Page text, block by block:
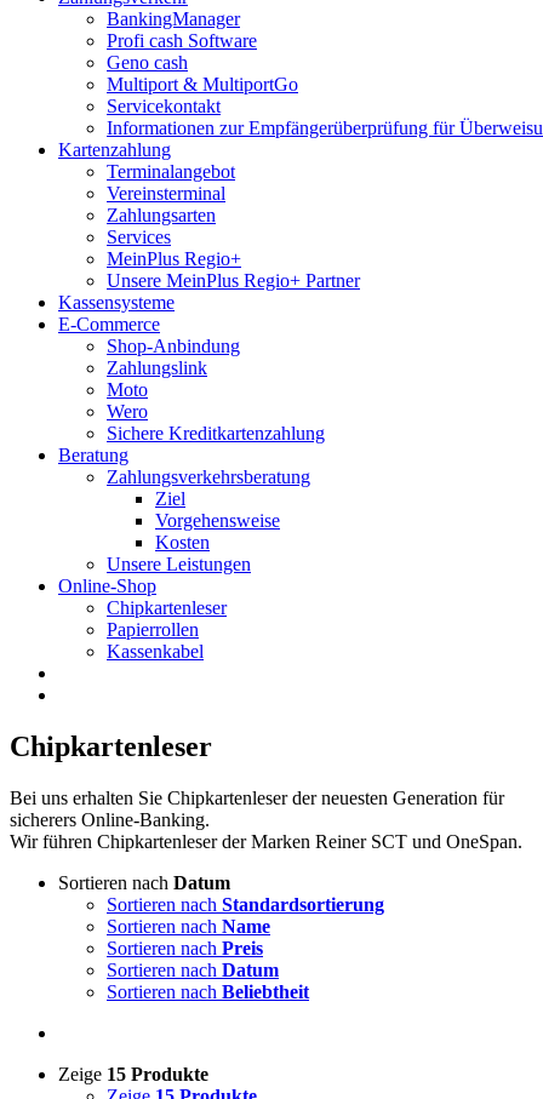
BankingManager
Profi cash Software
Geno cash
Multiport & MultiportGo
Servicekontakt
Informationen zur Empfängerüberprüfung für
Kartenzahlung
Terminalangebot
Vereinsterminal
Zahlungsarten
Services
MeinPlus Regio+
Unsere MeinPlus Regio+ Partner
Kassensysteme
E-Commerce
Shop-Anbindung
Zahlungslink
Moto
Wero
Sichere Kreditkartenzahlung
Beratung
Zahlungsverkehrsberatung
Ziel
Vorgehensweise
Kosten
Unsere Leistungen
Online-Shop
Chipkartenleser
Papierrollen
Kassenkabel
Chipkartenleser
Bei uns erhalten Sie Chipkartenleser der neuesten Generation für
sicherers Online-Banking.
Wir führen Chipkartenleser der Marken Reiner SCT und OneSpan.
Sortieren nach Datum
Sortieren nach Standardsortierung
Sortieren nach Name
Sortieren nach Preis
Sortieren nach Datum
Sortieren nach Beliebtheit
Zeige 15 Produkte